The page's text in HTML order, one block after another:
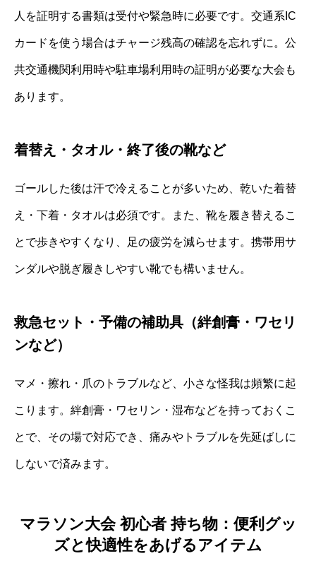
人を証明する書類は受付や緊急時に必要です。交通系IC
カードを使う場合はチャージ残高の確認を忘れずに。公
共交通機関利用時や駐車場利用時の証明が必要な大会も
あります。
着替え・タオル・終了後の靴など
ゴールした後は汗で冷えることが多いため、乾いた着替
え・下着・タオルは必須です。また、靴を履き替えるこ
とで歩きやすくなり、足の疲労を減らせます。携帯用サ
ンダルや脱ぎ履きしやすい靴でも構いません。
救急セット・予備の補助具（絆創膏・ワセリ
ンなど）
マメ・擦れ・爪のトラブルなど、小さな怪我は頻繁に起
こります。絆創膏・ワセリン・湿布などを持っておくこ
とで、その場で対応でき、痛みやトラブルを先延ばしに
しないで済みます。
マラソン大会 初心者 持ち物：便利グッ
ズと快適性をあげるアイテム